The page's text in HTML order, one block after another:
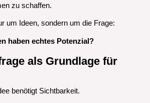
zu schaffen.
um Ideen, sondern um die Frage:
haben echtes Potenzial?
als Grundlage für
benötigt Sichtbarkeit.